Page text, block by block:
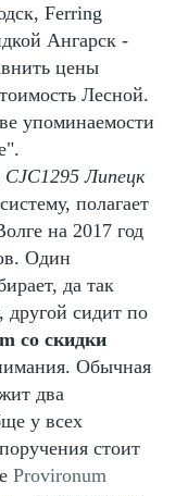
Ferring
Ангарск -
цены
Лесной.
упоминаемости
CJC1295 Липецк
полагает
на 2017 год
Один
да так
другой сидит по
со скидки
Обычная
два
у всех
стоит
Provironum